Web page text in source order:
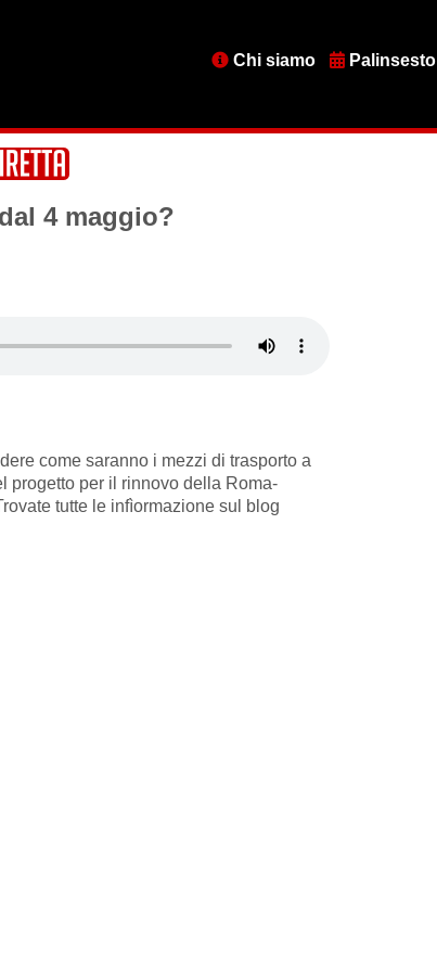
MenuChi siamo Palinsesto
4 maggio?
come saranno i mezzi di trasporto a
progetto per il rinnovo della Roma-
tutte le infìormazione sul blog